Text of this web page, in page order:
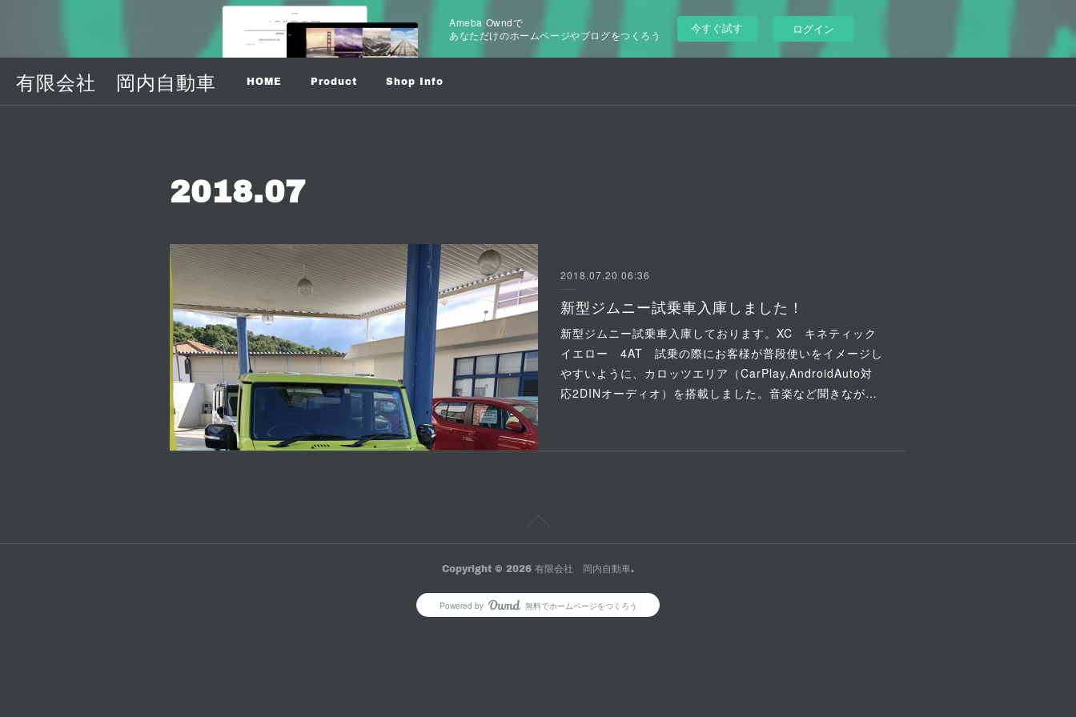
Ameba Owndで
あなただけのホームページやブログをつくろう
今すぐ試す ログイン
有限会社 岡内自動車 HOME Product Shop Info
2018.07
2018.07.20 06:36
新型ジムニー試乗車入庫しました！
新型ジムニー試乗車入庫しております。XC キネティック
イエロー 4AT 試乗の際にお客様が普段使いをイメージし
やすいように、カロッツエリア（CarPlay,AndroidAuto対
応2DINオーディオ）を搭載しました。音楽など聞きなが…
Copyright © 2026 有限会社 岡内自動車.
Powered by AmebaOwnd
無料でホームページをつくろう